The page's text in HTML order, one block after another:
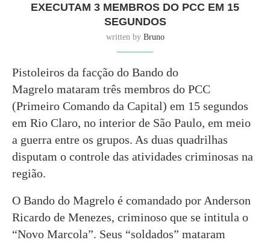
EXECUTAM 3 MEMBROS DO PCC EM 15
SEGUNDOS
written by Bruno
Pistoleiros da facção do Bando do
Magrelo mataram três membros do PCC
(Primeiro Comando da Capital) em 15 segundos
em Rio Claro, no interior de São Paulo, em meio
a guerra entre os grupos. As duas quadrilhas
disputam o controle das atividades criminosas na
região.
O Bando do Magrelo é comandado por Anderson
Ricardo de Menezes, criminoso que se intitula o
“Novo Marcola”. Seus “soldados” mataram